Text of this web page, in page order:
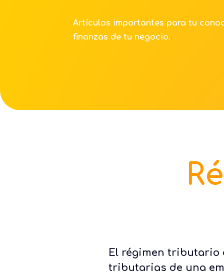
Artículos importantes para tu
finanzas de tu negocio.
El régimen tributario
tributarias de una